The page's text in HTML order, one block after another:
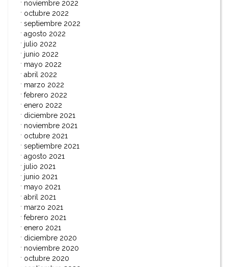
noviembre 2022
octubre 2022
septiembre 2022
agosto 2022
julio 2022
junio 2022
mayo 2022
abril 2022
marzo 2022
febrero 2022
enero 2022
diciembre 2021
noviembre 2021
octubre 2021
septiembre 2021
agosto 2021
julio 2021
junio 2021
mayo 2021
abril 2021
marzo 2021
febrero 2021
enero 2021
diciembre 2020
noviembre 2020
octubre 2020